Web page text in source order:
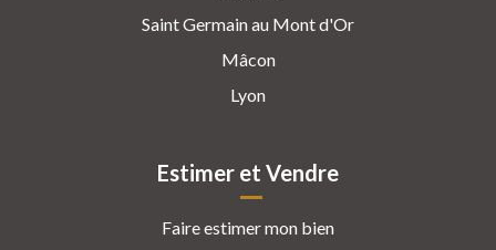
Saint Germain au Mont d'Or
Mâcon
Lyon
Estimer et Vendre
Faire estimer mon bien